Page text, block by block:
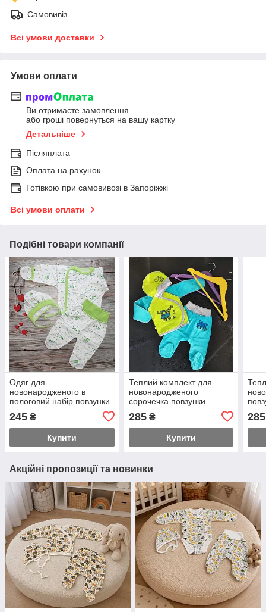
Самовивіз
Всі умови доставки
Умови оплати
Ви отримаєте замовлення
або гроші повернуться на вашу картку
Детальніше
Післяплата
Оплата на рахунок
Готівкою при самовивозі в Запоріжжі
Всі умови оплати
Подібні товари компанії
Одяг для
новонародженого в
пологовий набір повзунки
245 ₴
Купити
Теплий комплект для
новонародженого
сорочечка повзунки
285₴
Купити
285
Акційні пропозиції та новинки